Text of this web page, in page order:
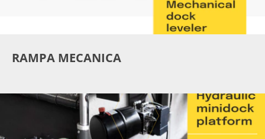
RAMPA MECANICA